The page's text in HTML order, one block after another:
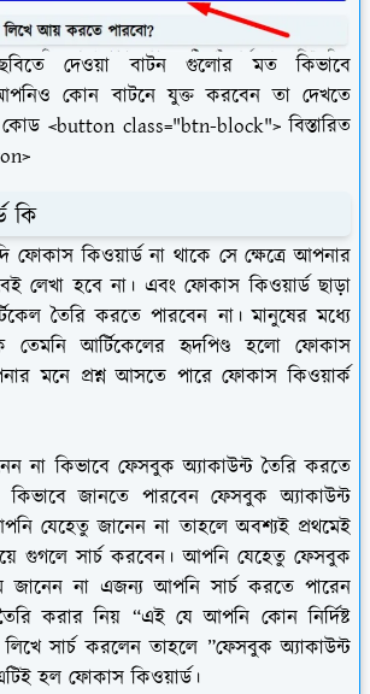
দেওয়া বাটন গুলোর মত কিভাবে
কোন বাটনে যুক্ত করবেন তা দেখতে
<button class="btn-block"> বিস্তারিত
কি
ফোকাস কিওয়ার্ড না থাকে সে ক্ষেত্রে আপনার
লেখা হবে না। এবং ফোকাস কিওয়ার্ড ছাড়া
তৈরি করতে পারবেন না। মানুষের মধ্যে
তেমনি আর্টিকেলের হৃদপিণ্ড হলো ফোকাস
মনে প্রশ্ন আসতে পারে ফোকাস কিওয়ার্ক
না কিভাবে ফেসবুক অ্যাকাউন্ট তৈরি করতে
জানতে পারবেন ফেসবুক অ্যাকাউন্ট
যেহেতু জানেন না তাহলে অবশ্যই প্রথমেই
গুগলে সার্চ করবেন। আপনি যেহেতু ফেসবুক
জানেন না এজন্য আপনি সার্চ করতে পারেন
করার নিয় “এই যে আপনি কোন নির্দিষ্ট
সার্চ করলেন তাহলে ”ফেসবুক অ্যাকাউন্ট
হল ফোকাস কিওয়ার্ড।